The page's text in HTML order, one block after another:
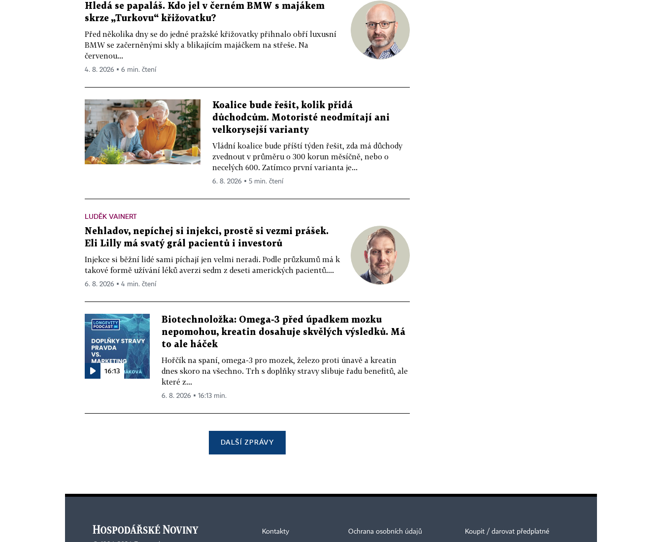
Hledá se papaláš. Kdo jel v černém BMW s majákem
skrze „Turkovu“ křižovatku?
Před několika dny se do jedné pražské křižovatky přihnalo obří luxusní
BMW se začerněnými skly a blikajícím majáčkem na střeše. Na
červenou...
4. 8. 2026 ▪ 6 min. čtení
Koalice bude řešit, kolik přidá
důchodcům. Motoristé neodmítají ani
velkorysejší varianty
Vládní koalice bude příští týden řešit, zda má důchody
zvednout v průměru o 300 korun měsíčně, nebo o
necelých 600. Zatímco první varianta je...
6. 8. 2026 ▪ 5 min. čtení
LUDĚK VAINERT
Nehladov, nepíchej si injekci, prostě si vezmi prášek.
Eli Lilly má svatý grál pacientů i investorů
Injekce si běžní lidé sami píchají jen velmi neradi. Podle průzkumů má k
takové formě užívání léků averzi sedm z deseti amerických pacientů....
6. 8. 2026 ▪ 4 min. čtení
16:13
Biotechnoložka: Omega-3 před úpadkem mozku
nepomohou, kreatin dosahuje skvělých výsledků. Má
to ale háček
Hořčík na spaní, omega-3 pro mozek, železo proti únavě a kreatin
dnes skoro na všechno. Trh s doplňky stravy slibuje řadu benefitů, ale
které z...
6. 8. 2026 ▪ 16:13 min.
DALŠÍ ZPRÁVY
Kontakty Ochrana osobních údajů Koupit / darovat předplatné